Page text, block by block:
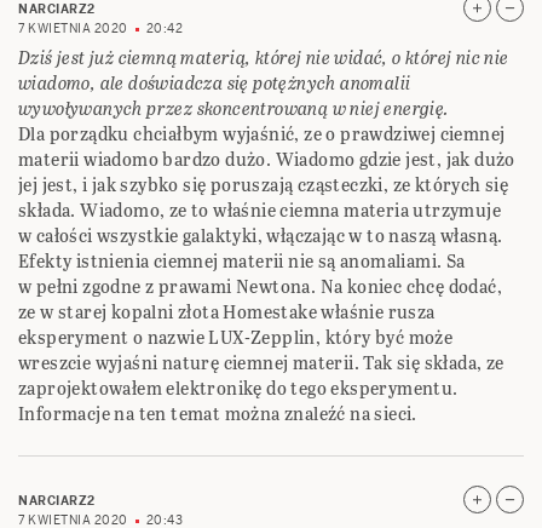
NARCIARZ2
7 KWIETNIA 2020
20:42
Dziś jest już ciemną materią, której nie widać, o której nic nie
wiadomo, ale doświadcza się potężnych anomalii
wywoływanych przez skoncentrowaną w niej energię.
Dla porządku chciałbym wyjaśnić, ze o prawdziwej ciemnej
materii wiadomo bardzo dużo. Wiadomo gdzie jest, jak dużo
jej jest, i jak szybko się poruszają cząsteczki, ze których się
składa. Wiadomo, ze to właśnie ciemna materia utrzymuje
w całości wszystkie galaktyki, włączając w to naszą własną.
Efekty istnienia ciemnej materii nie są anomaliami. Sa
w pełni zgodne z prawami Newtona. Na koniec chcę dodać,
ze w starej kopalni złota Homestake właśnie rusza
eksperyment o nazwie LUX-Zepplin, który być może
wreszcie wyjaśni naturę ciemnej materii. Tak się składa, ze
zaprojektowałem elektronikę do tego eksperymentu.
Informacje na ten temat można znaleźć na sieci.
NARCIARZ2
7 KWIETNIA 2020
20:43